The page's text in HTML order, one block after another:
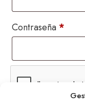
Contraseña *